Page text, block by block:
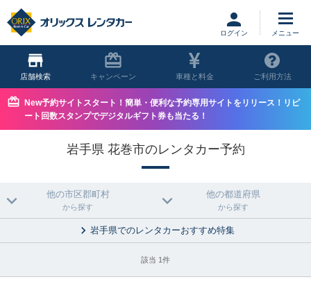
ログイン
店舗 キャンペーン 車種と料金 ご利用方法
New予約サイトスタート！簡単・便利な予約専用サイトをリリース！リピ
ート回数スタンプでデジタルギフト券も当たる！
岩手県 花巻市のレンタカー予約
他の市区郡町村
から探す
他の都道府県
から探す
岩手県でのレンタカーおすすめ特集
該当 1件